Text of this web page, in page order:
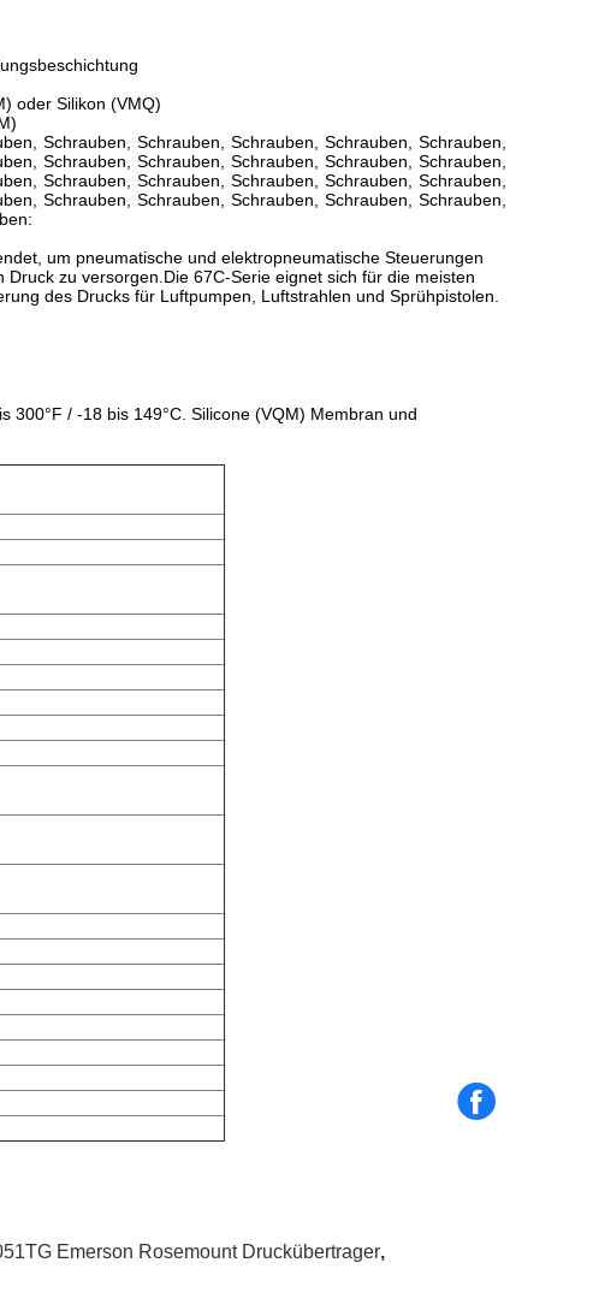
oder Silikon (VMQ)
Schrauben, Schrauben, Schrauben, Schrauben, Schrauben,
Schrauben, Schrauben, Schrauben, Schrauben, Schrauben,
Schrauben, Schrauben, Schrauben, Schrauben, Schrauben,
Schrauben, Schrauben, Schrauben, Schrauben, Schrauben,
um pneumatische und elektropneumatische Steuerungen
zu versorgen.Die 67C-Serie eignet sich für die meisten
des Drucks für Luftpumpen, Luftstrahlen und Sprühpistolen.
300°F / -18 bis 149°C. Silicone (VQM) Membran und
Emerson Rosemount Druckübertrager,